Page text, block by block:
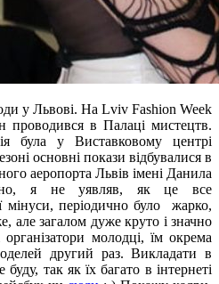
у Львові. На Lviv Fashion Week
в Палаці мистецтв.
була у Виставковому центрі
основні покази відбувалися в
аеропорта Львів імені Данила
я не уявляв, як це все
мінуси, періодично було жарко,
але загалом дуже круто і значно
молодці, їм окрема
другий раз. Викладати в
буду, так як їх багато в інтернеті